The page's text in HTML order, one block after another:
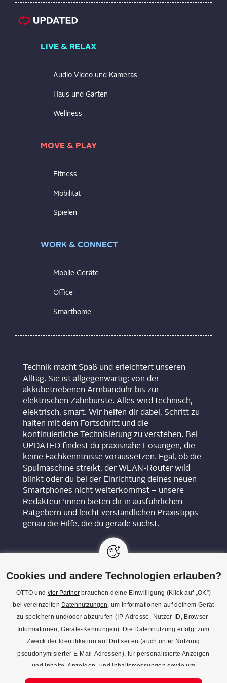
LIVE & RELAX
Audio Video und Kameras
Haus und Garten
Wellness
MOVE & PLAY
Fitness
Mobilität
Spielen
WORK & CONNECT
Mobile Geräte
Office
Smarthome
Technik macht Spaß und erleichtert unseren
Alltag. Sie ist allgegenwärtig: von der
akkubetriebenen Armbanduhr bis zur
elektrischen Zahnbürste. Alles wird technisch,
elektrisch, smart. Wir helfen dir dabei, Schritt zu
halten mit dem Fortschritt und die
kontinuierliche Technisierung zu verstehen. Bei
UPDATED findest du praxisnahe Lösungen, die
keine Fachkenntnisse voraussetzen. Egal, ob die
Spülmaschine streikt, der WLAN-Router wild
blinkt oder du bei der Einrichtung deines neuen
Smartphones nicht weiterkommst – unsere
Redakteur*innen bieten dir in ausführlichen
Ratgebern und leicht verständlichen Praxistipps
genau die Hilfe, die du gerade suchst.
KON­TAKT
REDAK­TI­ON
IMPRES­SUM
DATENSCHUTZ
Cookies und andere Technologien erlauben?
OTTO und vier Partnerbrauchen deine Einwilligung (Klick auf „OK”)
bei vereinzelten Datennutzungen, um Informationen auf deinem Gerät
zu speichern und/oder abzurufen (IP-Adresse, Nutzer-ID, Browser-
Informationen, Geräte-Kennungen). Die Datennutzung erfolgt zum
Zweck der Identifikation auf Drittseiten (auch unter Nutzung
pseudonymisierter E-Mail-Adressen), für personalisierte Anzeigen
und Inhalte, Anzeigen- und Inhaltsmessungen sowie um
Erkenntnisse über Zielgruppen und Produktentwicklungen zu